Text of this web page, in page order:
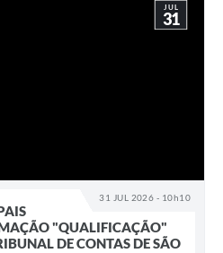
31 JUL 2026 - 10h10
JUL
31
"QUALIFICAÇÃO"
DE CONTAS DE SÃO